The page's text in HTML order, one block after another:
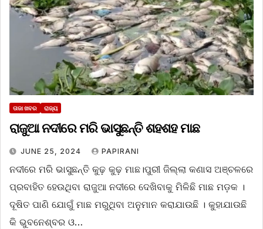
ତାଜା ଖବର ରାଜ୍ୟ
ରାଜୁଆ ନଦୀରେ ମରି ଭାସୁଛନ୍ତି ଶହଶହ ମାଛ
JUNE 25, 2024 PAPIRANI
ନଦୀରେ ମରି ଭାସୁଛନ୍ତି କୁଢ଼ କୁଢ଼ ମାଛ।ପୁରୀ ଜିଲ୍ଲା କଣାସ ଅଞ୍ଚଳରେ
ପ୍ରବାହିତ ହେଉଥିବା ରାଜୁଆ ନଦୀରେ ଦେଖିବାକୁ ମିଳିଛି ମାଛ ମଡ଼କ ।
ଦୂଷିତ ପାଣି ଯୋଗୁଁ ମାଛ ମରୁଥିବା ଅନୁମାନ କରାଯାଉଛି । କୁହାଯାଉଛି
କି ଭୁବନେଶ୍ବର ଓ…